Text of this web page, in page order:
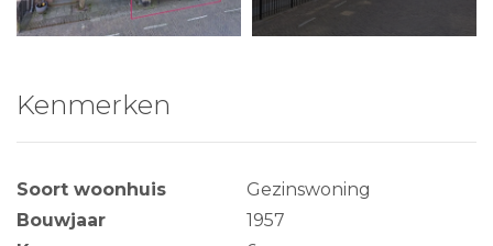
Kenmerken
Soort woonhuis
Gezinswoning
Bouwjaar
1957